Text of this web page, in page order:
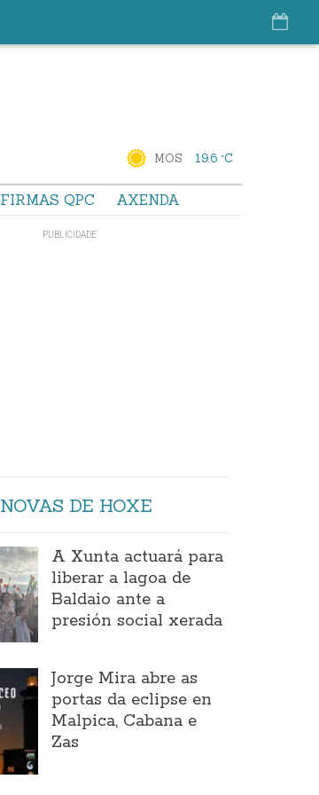
MOS 19.6 °C
FIRMAS QPC AXENDA
NOVAS DE HOXE
A Xunta actuará para
liberar a lagoa de
Baldaio ante a
presión social xerada
Jorge Mira abre as
portas da eclipse en
Malpica, Cabana e
Zas